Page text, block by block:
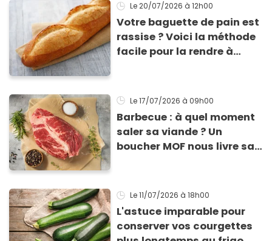
Le 20/07/2026 à 12h00
Votre baguette de pain est
rassise ? Voici la méthode
facile pour la rendre à
Le 17/07/2026 à 09h00
Barbecue : à quel moment
saler sa viande ? Un
boucher MOF nous livre sa
Le 11/07/2026 à 18h00
L'astuce imparable pour
conserver vos courgettes